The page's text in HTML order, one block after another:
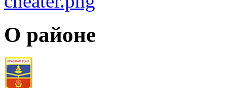
О районе